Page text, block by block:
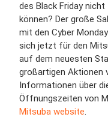
des Black Friday
können? Der große
mit den Cyber
sich jetzt für den
auf dem neuesten
großartigen Aktionen
Informationen über
Öffnungszeiten von
Mitsuba website.